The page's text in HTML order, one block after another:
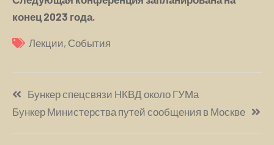
конец 2023 года.
Лекции, События
Бункер спецсвязи НКВД около ГУМа
Бункер Министерства путей сообщения в Москве